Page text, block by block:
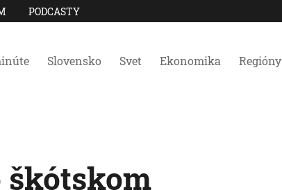
PODCASTY
Slovensko Svet Ekonomika Regióny
škótskom